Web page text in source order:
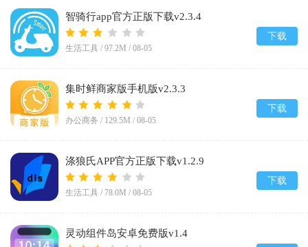
智骑行app官方正版下载v2.3.4
生活工具 / 97.2M / 08-05
下载
集时鲜商家版手机版v2.3.3
办公商务 / 129.5M / 08-05
下载
涤狼氏APP官方正版下载v1.2.9
生活工具 / 78.0M / 08-05
下载
灵动组件岛安卓免费版v1.4